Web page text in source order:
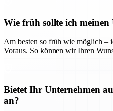
Wie früh sollte ich meinen
Am besten so früh wie möglich –
Voraus. So können wir Ihren
Bietet Ihr Unternehmen
an?